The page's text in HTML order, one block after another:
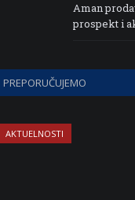
Aman
prospekt i
PREPORUČUJEMO
AKTUELNOSTI